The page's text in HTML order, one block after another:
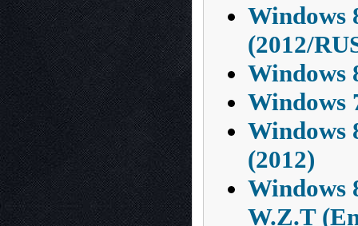
Windows
(2012/
Windows
Windows
Windows
(2012)
Windows
W.Z.T